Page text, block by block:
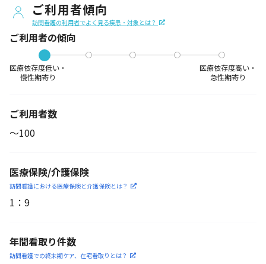
ご利用者傾向
訪問看護の利用者でよく見る疾患・対象とは？
ご利用者の傾向
医療依存度低い・
慢性期寄り
医療依存度高い・
急性期寄り
ご利用者数
〜100
医療保険/介護保険
訪問看護における医療保険と介護保険とは？
1 ： 9
年間看取り件数
訪問看護での終末期ケア、 在宅看取りとは？